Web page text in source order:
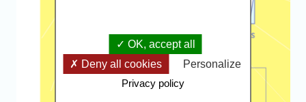
OK, accept all
Deny all cookies
Personalize
Privacy policy